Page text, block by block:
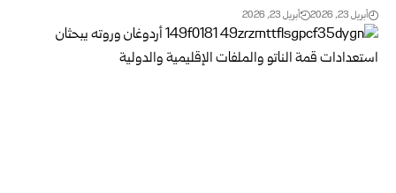
أبريل 23, 2026 أبريل 23, 2026